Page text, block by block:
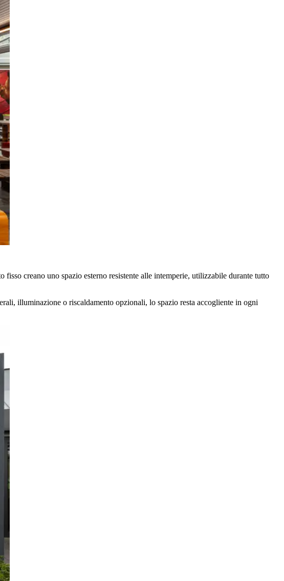
creano uno spazio esterno resistente alle intemperie, utilizzabile durante tutto
illuminazione o riscaldamento opzionali, lo spazio resta accogliente in ogni